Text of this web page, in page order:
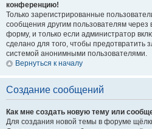
конференцию!
Только зарегистрированные
сообщения другим пользователям
форму, и только если администратор
сделано для того, чтобы предотвратить
системой анонимными пользователями.
Вернуться к началу
Создание сообщений
Как мне создать новую тему или
Для создания новой темы в форуме